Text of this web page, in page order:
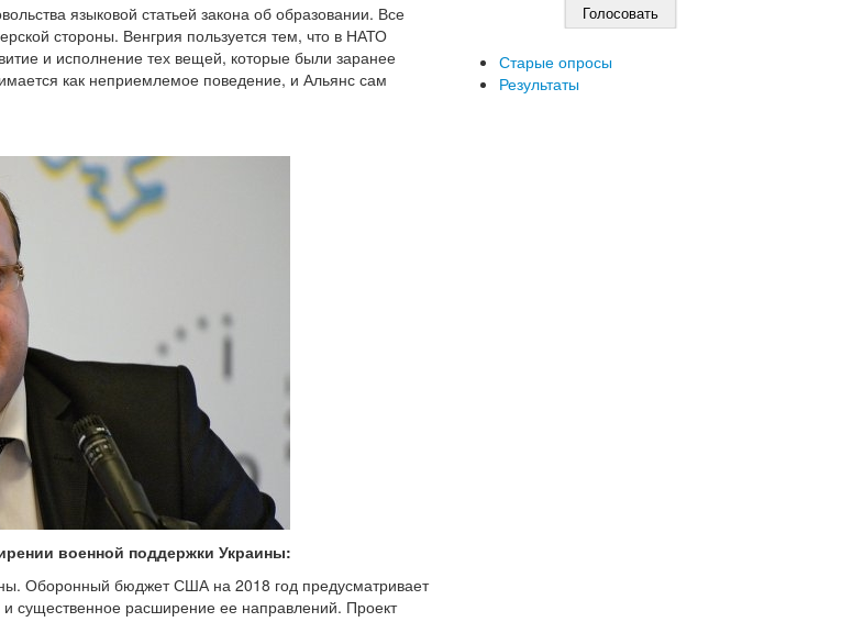
языковой статьей закона об образовании. Все
стороны. Венгрия пользуется тем, что в НАТО
и исполнение тех вещей, которые были заранее
как неприемлемое поведение, и Альянс сам
военной поддержки Украины:
Оборонный бюджет США на 2018 год предусматривает
существенное расширение ее направлений. Проект
Старые опросы
Результаты